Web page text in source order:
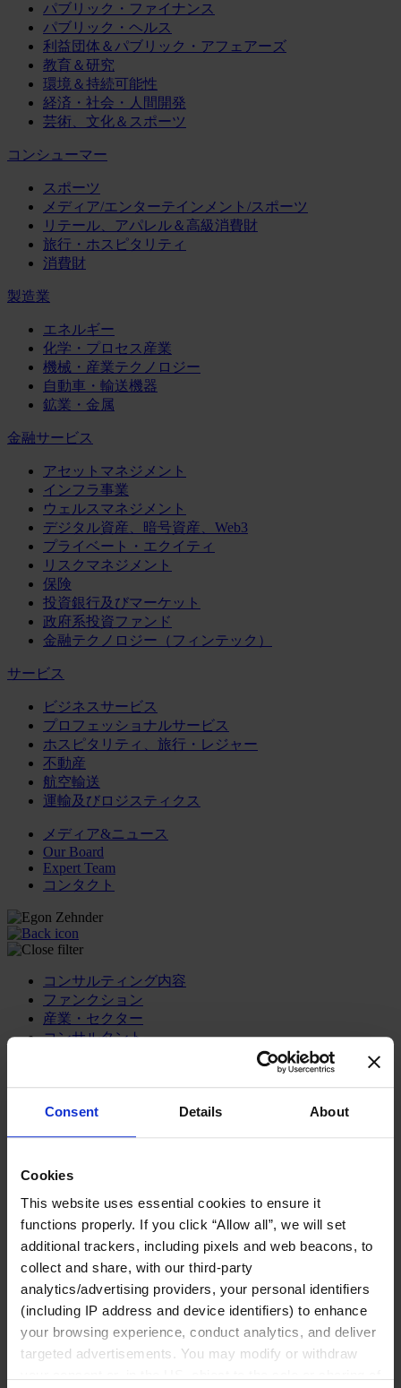
Consent Details About
Cookies
This website uses essential cookies to ensure it
functions properly. If you click “Allow all”, we will set
additional trackers, including pixels and web beacons, to
collect and share, with our third-party
analytics/advertising providers, your personal identifiers
(including IP address and device identifiers) to enhance
your browsing experience, conduct analytics, and deliver
targeted advertisements. You may modify or withdraw
パブリック・ファイナンス
パブリック・ヘルス
利益団体＆パブリック・アフェアーズ
教育＆研究
環境＆持続可能性
経済・社会・人間開発
芸術、文化＆スポーツ
コンシューマー
スポーツ
メディア/エンターテインメント/スポーツ
リテール、アパレル＆高級消費財
旅行・ホスピタリティ
消費財
製造業
エネルギー
化学・プロセス産業
機械・産業テクノロジー
自動車・輸送機器
鉱業・金属
金融サービス
アセットマネジメント
インフラ事業
ウェルスマネジメント
デジタル資産、暗号資産、Web3
プライベート・エクイティ
リスクマネジメント
保険
投資銀行及びマーケット
政府系投資ファンド
金融テクノロジー（フィンテック）
サービス
ビジネスサービス
プロフェッショナルサービス
ホスピタリティ、旅行・レジャー
不動産
航空輸送
運輸及びロジスティクス
メディア&ニュース
Our Board
Expert Team
コンタクト
コンサルティング内容
ファンクション
産業・セクター
コンサルタント
キャリア
コンサルティング内容
トランスフォーメーショナル・リーダーシップ開発プ
ログラム
経営人材の評価
組織変革の支援
エグゼクティブサーチ
企業統治アドバイザリー
経営人材の育成
CEOサクセッション
チームの機能強化